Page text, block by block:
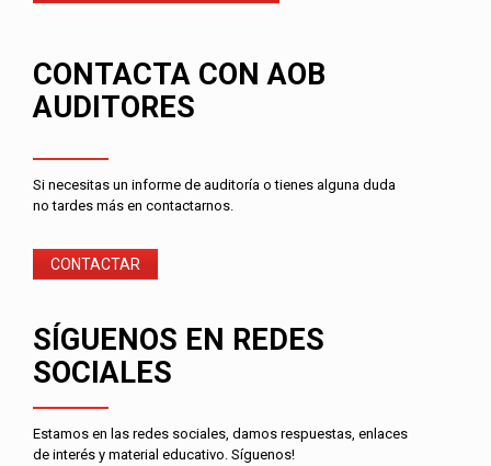
CONTACTA CON AOB
AUDITORES
Si necesitas un informe de auditoría o tienes alguna duda
no tardes más en contactarnos.
CONTACTAR
SÍGUENOS EN REDES
SOCIALES
Estamos en las redes sociales, damos respuestas, enlaces
de interés y material educativo. Síguenos!